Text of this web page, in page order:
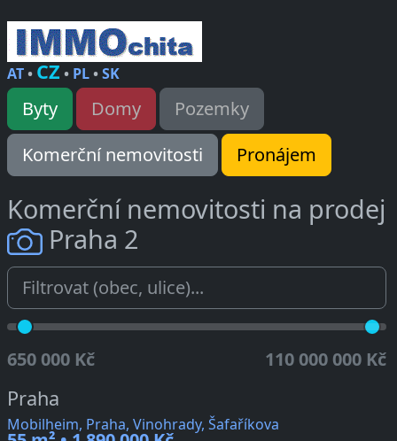
AT• CZ • PL•SK
Byty Domy
Pozemky
Komerční nemovitosti
Pronájem
Komerční nemovitosti na prodej
Praha 2
650 000 Kč 110 000 000 Kč
Praha
Mobilheim, Praha, Vinohrady, Šafaříkova